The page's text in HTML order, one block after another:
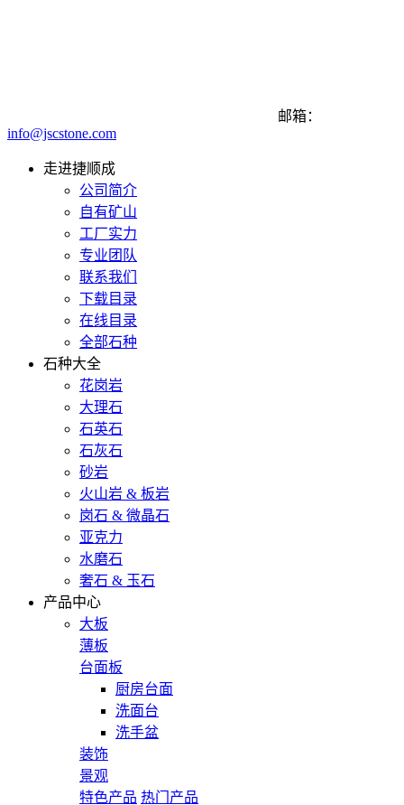
邮箱：
info@jscstone.com
走进捷顺成
公司简介
自有矿山
工厂实力
专业团队
联系我们
下载目录
在线目录
全部石种
石种大全
花岗岩
大理石
石英石
石灰石
砂岩
火山岩 & 板岩
岗石 & 微晶石
亚克力
水磨石
奢石 & 玉石
产品中心
大板
薄板
台面板
厨房台面
洗面台
洗手盆
装饰
景观
特色产品 热门产品